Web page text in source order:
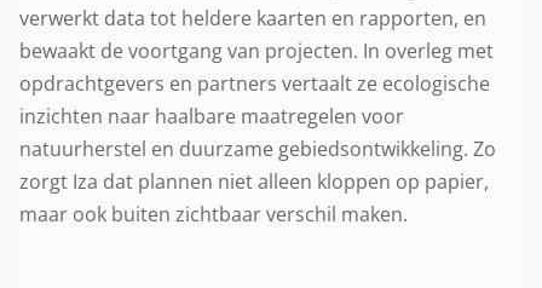
verwerkt data tot heldere kaarten en rapporten, en
bewaakt de voortgang van projecten. In overleg met
opdrachtgevers en partners vertaalt ze ecologische
inzichten naar haalbare maatregelen voor
natuurherstel en duurzame gebiedsontwikkeling. Zo
zorgt Iza dat plannen niet alleen kloppen op papier,
maar ook buiten zichtbaar verschil maken.